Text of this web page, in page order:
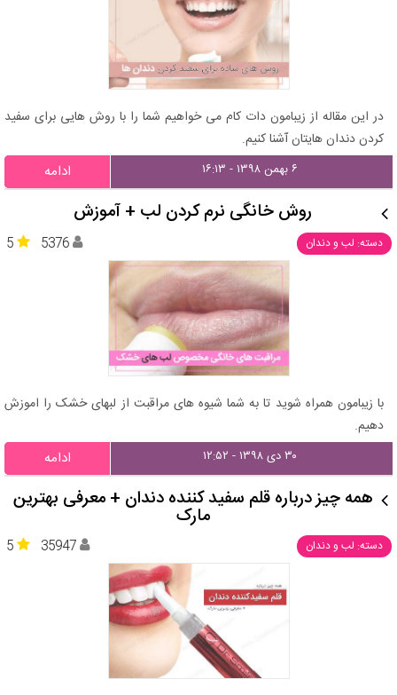
در این مقاله از زیبامون دات کام می خواهیم شما را با روش هایی برای سفید
کردن دندان هایتان آشنا کنیم.
۶ بهمن ۱۳۹۸ - ۱۶:۱۳ ادامه
روش خانگی نرم کردن لب + آموزش
دسته: لب و دندان 5 5376
با زیبامون همراه شوید تا به شما شیوه های مراقبت از لبهای خشک را اموزش
دهیم.
۳۰ دی ۱۳۹۸ - ۱۲:۵۲ ادامه
همه چیز درباره قلم سفید کننده دندان + معرفی بهترین
مارک
دسته: لب و دندان 5 35947